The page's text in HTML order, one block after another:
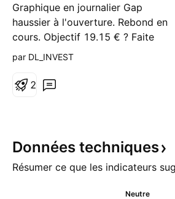
Graphique en journalier Gap
haussier à l'ouverture. Rebond en
cours. Objectif 19.15 € ? Faite
votre opinion.
par DL_INVEST
2
Données techniques
Résumer ce que les indicateurs
Neutre